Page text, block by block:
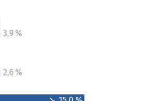
3,9 %
2,6 %